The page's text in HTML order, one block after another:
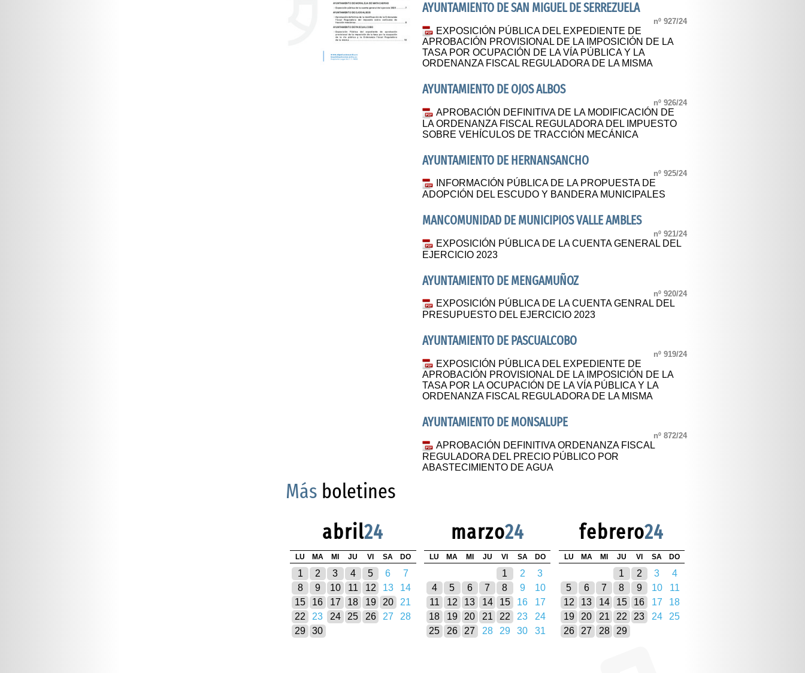
AYUNTAMIENTO DE SAN MIGUEL DE SERREZUELA
nº 927/24
EXPOSICIÓN PÚBLICA DEL EXPEDIENTE DE
APROBACIÓN PROVISIONAL DE LA IMPOSICIÓN DE LA
TASA POR OCUPACIÓN DE LA VÍA PÚBLICA Y LA
ORDENANZA FISCAL REGULADORA DE LA MISMA
AYUNTAMIENTO DE OJOS ALBOS
nº 926/24
APROBACIÓN DEFINITIVA DE LA MODIFICACIÓN DE
LA ORDENANZA FISCAL REGULADORA DEL IMPUESTO
SOBRE VEHÍCULOS DE TRACCIÓN MECÁNICA
AYUNTAMIENTO DE HERNANSANCHO
nº 925/24
INFORMACIÓN PÚBLICA DE LA PROPUESTA DE
ADOPCIÓN DEL ESCUDO Y BANDERA MUNICIPALES
MANCOMUNIDAD DE MUNICIPIOS VALLE AMBLES
nº 921/24
EXPOSICIÓN PÚBLICA DE LA CUENTA GENERAL DEL
EJERCICIO 2023
AYUNTAMIENTO DE MENGAMUÑOZ
nº 920/24
EXPOSICIÓN PÚBLICA DE LA CUENTA GENRAL DEL
PRESUPUESTO DEL EJERCICIO 2023
AYUNTAMIENTO DE PASCUALCOBO
nº 919/24
EXPOSICIÓN PÚBLICA DEL EXPEDIENTE DE
APROBACIÓN PROVISIONAL DE LA IMPOSICIÓN DE LA
TASA POR LA OCUPACIÓN DE LA VÍA PÚBLICA Y LA
ORDENANZA FISCAL REGULADORA DE LA MISMA
AYUNTAMIENTO DE MONSALUPE
nº 872/24
APROBACIÓN DEFINITIVA ORDENANZA FISCAL
REGULADORA DEL PRECIO PÚBLICO POR
ABASTECIMIENTO DE AGUA
Más boletines
abril24
LU MA MI JU VI SA DO
1 2 3 4 5 6
7
8
9 10 11 12 13
14
15
16 17 18 19 20
21
22
23 24 25 26 27
28
29
30
marzo24
LU MA MI JU VI SA DO
1 2
3
4
5 6 7 8 9
10
11
12 13 14 15 16
17
18
19 20 21 22 23
24
25
26 27 28 29 30 31
febrero24
LU MA MI JU VI SA DO
1 2 3
4
5
6 7 8 9 10
11
12
13 14 15 16 17
18
19
20 21 22 23 24
25
26
27 28 29